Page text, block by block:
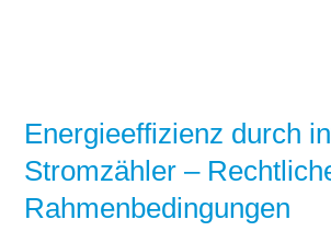
Energieeffizienz durch
Stromzähler –
Rahmenbedingungen